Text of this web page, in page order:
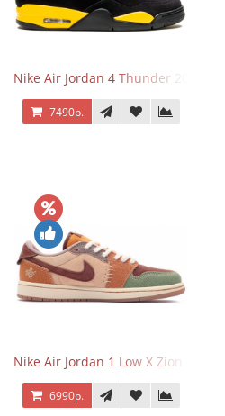
Nike Air Jordan 4 Thunder 2023
7490р.
Nike Air Jordan 1 Low X Zion
6990р.